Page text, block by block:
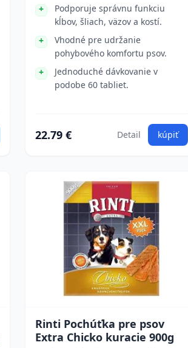
Podporuje správnu funkciu
kĺbov, šliach, väzov a kostí.
Vhodné pre udržanie
pohybového komfortu psov.
Jednoduché dávkovanie v
podobe 60 tabliet.
22.79 € Detail kúpiť
Rinti Pochúťka pre psov
Extra Chicko kuracie 900g